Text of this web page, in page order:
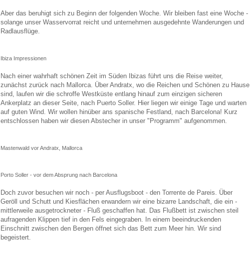
Aber das beruhigt sich zu Beginn der folgenden Woche. Wir bleiben fast eine Woche -
solange unser Wasservorrat reicht und unternehmen ausgedehnte Wanderungen und
Radlausflüge.
Ibiza Impressionen
Nach einer wahrhaft schönen Zeit im Süden Ibizas führt uns die Reise weiter,
zunächst zurück nach Mallorca. Über Andratx, wo die Reichen und Schönen zu Hause
sind, laufen wir die schroffe Westküste entlang hinauf zum einzigen sicheren
Ankerplatz an dieser Seite, nach Puerto Soller. Hier liegen wir einige Tage und warten
auf guten Wind. Wir wollen hinüber ans spanische Festland, nach Barcelona! Kurz
entschlossen haben wir diesen Abstecher in unser "Programm" aufgenommen.
Mastenwald vor Andratx, Mallorca
Porto Soller - vor dem Absprung nach Barcelona
Doch zuvor besuchen wir noch - per Ausflugsboot - den Torrente de Pareis. Über
Geröll und Schutt und Kiesflächen erwandern wir eine bizarre Landschaft, die ein -
mittlerweile ausgetrockneter - Fluß geschaffen hat. Das Flußbett ist zwischen steil
aufragenden Klippen tief in den Fels eingegraben. In einem beeindruckenden
Einschnitt zwischen den Bergen öffnet sich das Bett zum Meer hin. Wir sind
begeistert.